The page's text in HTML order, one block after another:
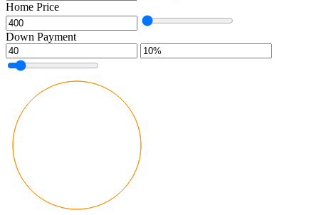
Home Price
Down Payment